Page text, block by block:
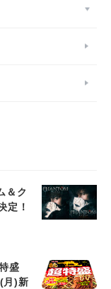
＆ク
定！
盛
月)新